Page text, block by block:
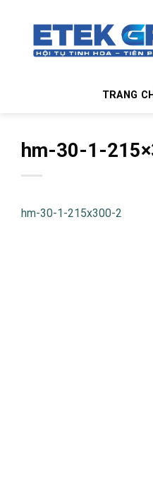
TRANG
hm-30-1-
hm-30-1-215x300-2